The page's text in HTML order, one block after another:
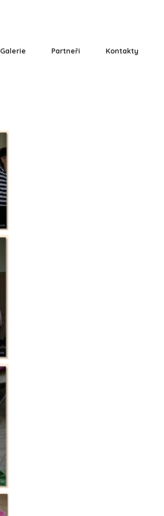
Galerie Partneři Kontakty